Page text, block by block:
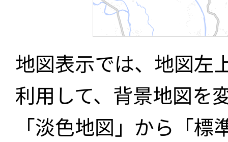
地図表示では、地図左
利用して、背景地図を
「淡色地図」から「